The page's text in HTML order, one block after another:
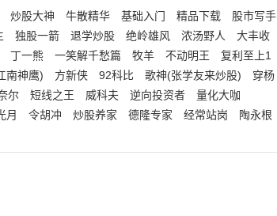
炒股大神 牛散精华 基础入门 精品下载 股市写手
独股一箭 退学炒股 绝岭雄风 浓汤野人 大丰收
丁一熊 一笑解千愁篇 牧羊 不动明王 复利至上1
南神鹰) 方新侠 92科比 歌神(张学友来炒股) 穿杨
尔 短线之王 威科夫 逆向投资者
量化大咖
月 令胡冲 炒股养家 德隆专家 经常站岗 陶永根